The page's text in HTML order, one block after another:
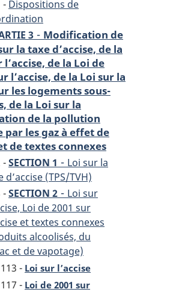
- Dispositions de
3 - Modification de
la taxe d’accise, de la
l’accise, de la Loi de
l’accise, de la Loi sur la
les logements sous-
de la Loi sur la
de la pollution
par les gaz à effet de
de textes connexes
-SECTION 1 - Loi sur la
d’accise (TPS/TVH)
-SECTION 2 - Loi sur
Loi de 2001 sur
et textes connexes
alcoolisés, du
et de vapotage)
113 - Loi sur l’accise
117 - Loi de 2001 sur